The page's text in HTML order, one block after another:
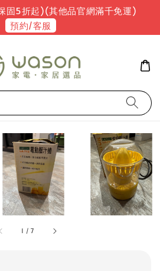
固5折起)(其他品官網滿千免運)
預約/客服
1 /7